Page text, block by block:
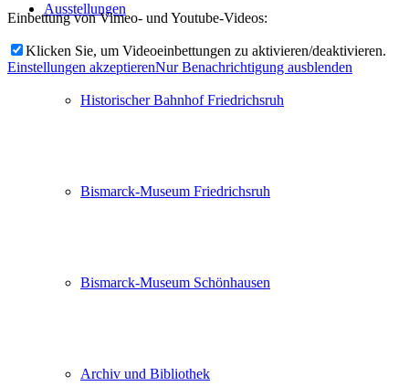
Ausstellungen
Historischer Bahnhof Friedrichsruh
Bismarck-Museum Friedrichsruh
Bismarck-Museum Schönhausen
Archiv und Bibliothek
Einbettung von Vimeo- und Youtube-Videos:
Klicken Sie, um Videoeinbettungen zu aktivieren/deaktivieren.
Einstellungen akzeptierenNur Benachrichtigung ausblenden